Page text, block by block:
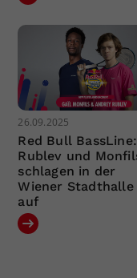
26.09.2025
Red Bull BassLine:
Rublev und
schlagen in der
Wiener Stadthalle
auf